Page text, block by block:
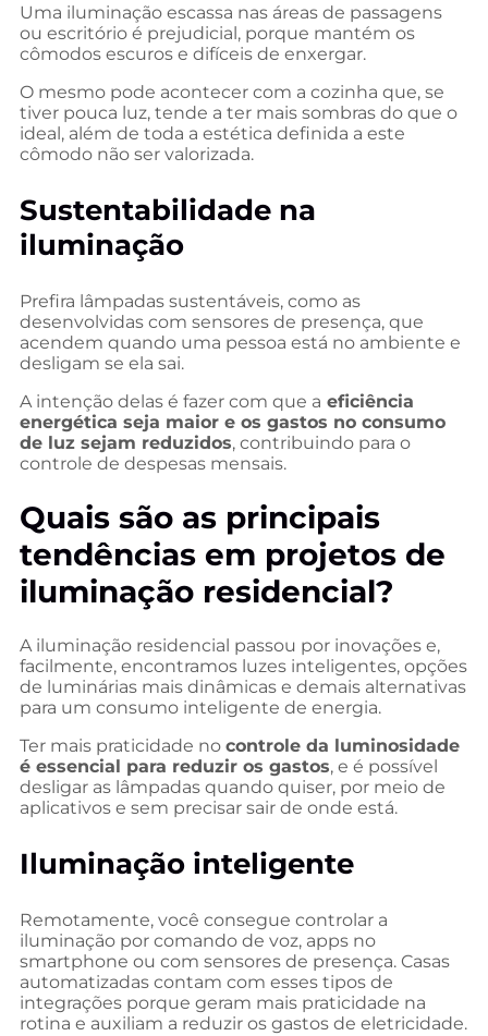
Uma iluminação escassa nas áreas de passagens
ou escritório é prejudicial, porque mantém os
cômodos escuros e difíceis de enxergar.
O mesmo pode acontecer com a cozinha que, se
tiver pouca luz, tende a ter mais sombras do que o
ideal, além de toda a estética definida a este
cômodo não ser valorizada.
Sustentabilidade na
iluminação
Prefira lâmpadas sustentáveis, como as
desenvolvidas com sensores de presença, que
acendem quando uma pessoa está no ambiente e
desligam se ela sai.
A intenção delas é fazer com que a eficiência
energética seja maior e os gastos no consumo
de luz sejam reduzidos, contribuindo para o
controle de despesas mensais.
Quais são as principais
tendências em projetos de
iluminação residencial?
A iluminação residencial passou por inovações e,
facilmente, encontramos luzes inteligentes, opções
de luminárias mais dinâmicas e demais alternativas
para um consumo inteligente de energia.
Ter mais praticidade no controle da luminosidade
é essencial para reduzir os gastos, e é possível
desligar as lâmpadas quando quiser, por meio de
aplicativos e sem precisar sair de onde está.
Iluminação inteligente
Remotamente, você consegue controlar a
iluminação por comando de voz, apps no
smartphone ou com sensores de presença. Casas
automatizadas contam com esses tipos de
integrações porque geram mais praticidade na
rotina e auxiliam a reduzir os gastos de eletricidade.